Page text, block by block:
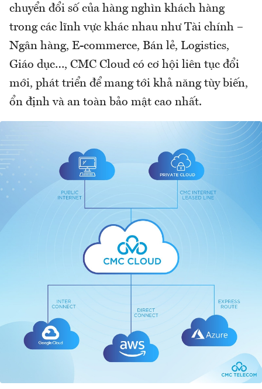
chuyển đổi số của hàng nghìn khách hàng
trong các lĩnh vực khác nhau như Tài chính –
Ngân hàng, E-commerce, Bán lẻ, Logistics,
Giáo dục…, CMC Cloud có cơ hội liên tục đổi
mới, phát triển để mang tới khả năng tùy biến,
ổn định và an toàn bảo mật cao nhất.